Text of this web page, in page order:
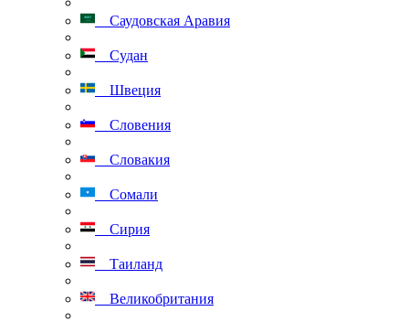
Саудовская Аравия
Судан
Швеция
Словения
Словакия
Сомали
Сирия
Таиланд
Великобритания